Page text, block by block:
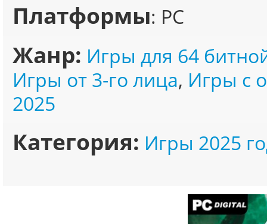
Платформы: PC
Жанр: Игры для 64
Игры от 3-го лица, Игры с
2025
Категория: Игры 2025